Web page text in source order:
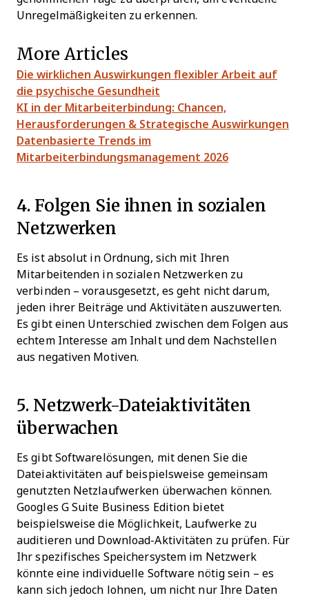
Unregelmäßigkeiten zu erkennen.
More Articles
Die wirklichen Auswirkungen flexibler Arbeit auf
die psychische Gesundheit
KI in der Mitarbeiterbindung: Chancen,
Herausforderungen & Strategische Auswirkungen
Datenbasierte Trends im
Mitarbeiterbindungsmanagement 2026
4. Folgen Sie ihnen in sozialen
Netzwerken
Es ist absolut in Ordnung, sich mit Ihren
Mitarbeitenden in sozialen Netzwerken zu
verbinden – vorausgesetzt, es geht nicht darum,
jeden ihrer Beiträge und Aktivitäten auszuwerten.
Es gibt einen Unterschied zwischen dem Folgen aus
echtem Interesse am Inhalt und dem Nachstellen
aus negativen Motiven.
5. Netzwerk-Dateiaktivitäten
überwachen
Es gibt Softwarelösungen, mit denen Sie die
Dateiaktivitäten auf beispielsweise gemeinsam
genutzten Netzlaufwerken überwachen können.
Googles G Suite Business Edition bietet
beispielsweise die Möglichkeit, Laufwerke zu
auditieren und Download-Aktivitäten zu prüfen. Für
Ihr spezifisches Speichersystem im Netzwerk
könnte eine individuelle Software nötig sein – es
kann sich jedoch lohnen, um nicht nur Ihre Daten